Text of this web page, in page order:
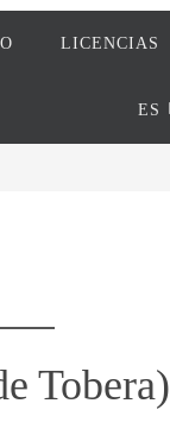
LICENCIAS
ES
Tobera)